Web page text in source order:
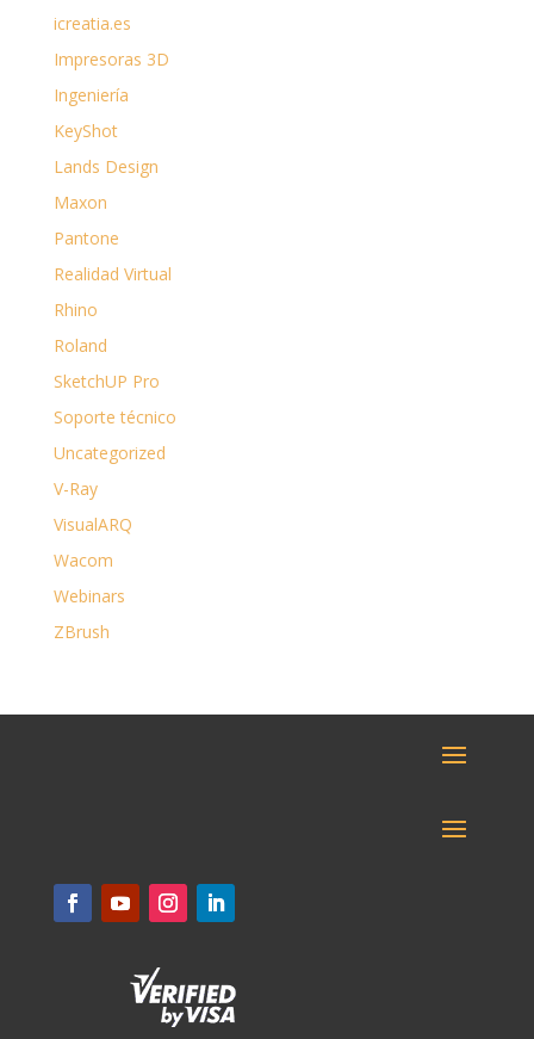
icreatia.es
Impresoras 3D
Ingeniería
KeyShot
Lands Design
Maxon
Pantone
Realidad Virtual
Rhino
Roland
SketchUP Pro
Soporte técnico
Uncategorized
V-Ray
VisualARQ
Wacom
Webinars
ZBrush